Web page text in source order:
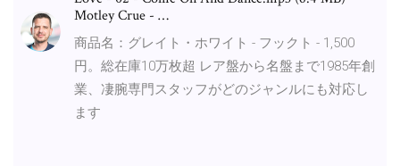
Motley Crue - …
商品名：グレイト・ホワイト - フックト - 1,500
円。総在庫10万枚超 レア盤から名盤まで1985年創
業、凄腕専門スタッフがどのジャンルにも対応し
ます